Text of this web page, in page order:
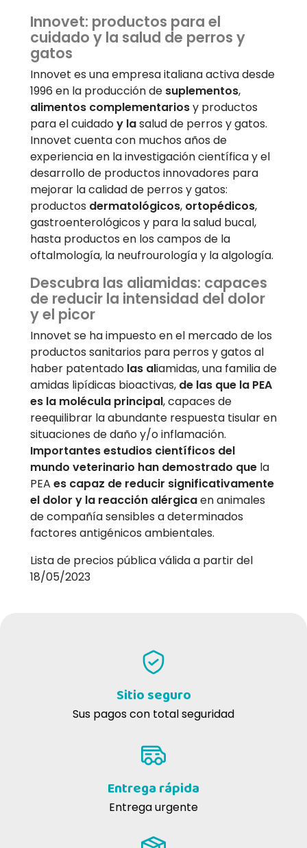
Innovet: productos para el
cuidado y la salud de perros y
gatos
Innovet es una empresa italiana activa desde
1996 en la producción de suplementos,
alimentos complementariosy productos
para el cuidadoy lasalud de perros y gatos.
Innovet cuenta con muchos años de
experiencia en la investigación científica y el
desarrollo de productos innovadores para
mejorar la calidad de perros y gatos:
productos dermatológicos, ortopédicos,
gastroenterológicos y para la salud bucal,
hasta productos en los campos de la
oftalmología, la neufrourología y la algología.
Descubra las aliamidas: capaces
de reducir la intensidad del dolor
y el picor
Innovet se ha impuesto en el mercado de los
productos sanitarios para perros y gatos al
haber patentado las aliamidas, una familia de
amidas lipídicas bioactivas, de las que la PEA
es la molécula principal, capaces de
reequilibrar la abundante respuesta tisular en
situaciones de daño y/o inflamación.
Importantes estudios científicos del
mundo veterinario han demostrado que la
PEA es capaz de reducir significativamente
el dolor y la reacción alérgicaen animales
de compañía sensibles a determinados
factores antigénicos ambientales.
Lista de precios pública válida a partir del
18/05/2023
Sitio seguro
Sus pagos con total seguridad
Entrega rápida
Entrega urgente